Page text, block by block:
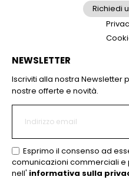
Richiedi
NEWSLETTER
Iscriviti alla nostra Newsletter
nostre offerte e novità.
Esprimo il consenso ad
comunicazioni commerciali
nell' informativa sulla